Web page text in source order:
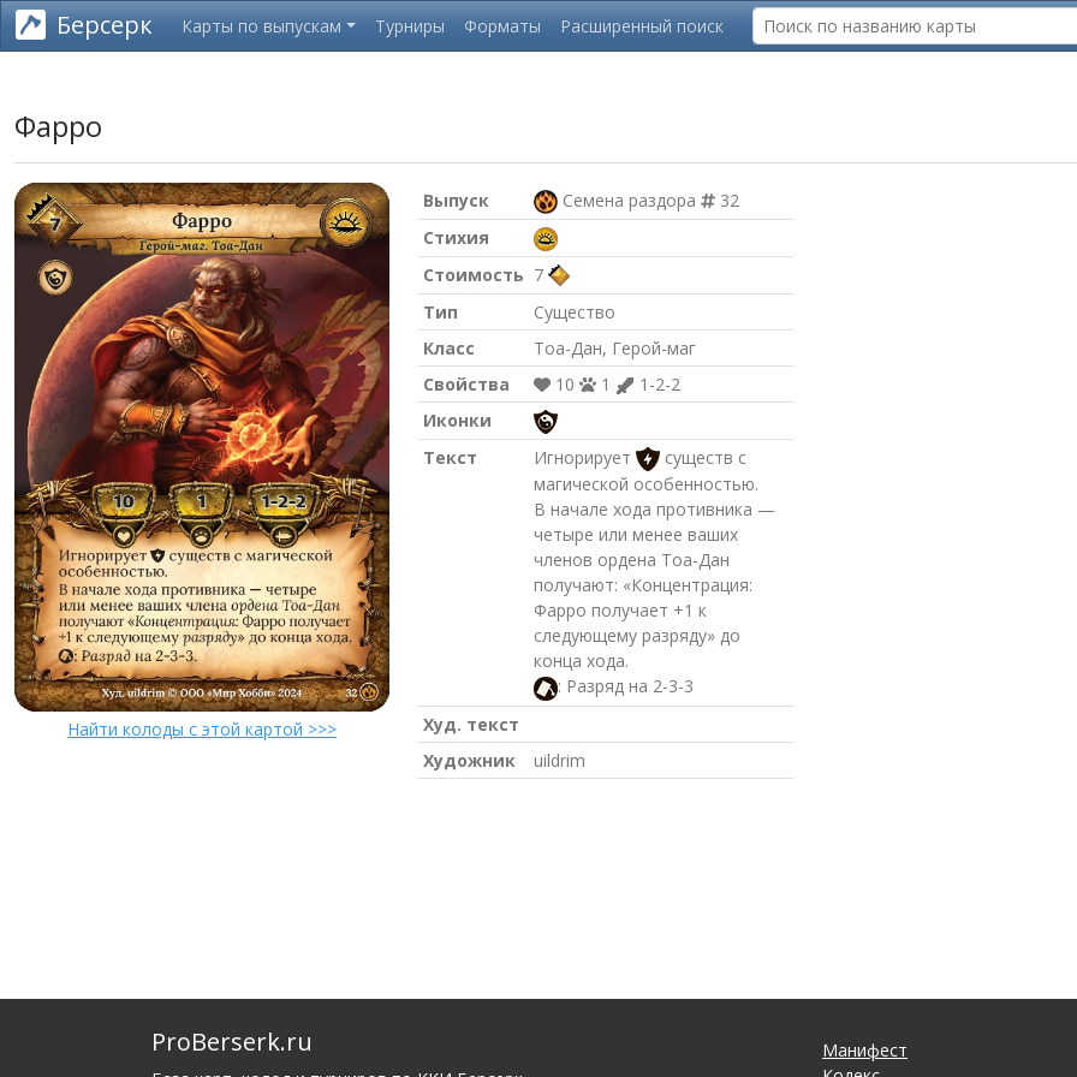
Берсерк Карты по выпускам Турниры Форматы Расширенный поиск
Фарро
Найти колоды с этой картой >>>
Выпуск Семена раздора
32
Стихия
Стоимость 7
Тип
Существо
Класс
Тоа-Дан, Герой-маг
Свойства
10 1
1-2-2
Иконки
Текст
Игнорирует
существ с
магической особенностью.
В начале хода противника —
четыре или менее ваших
членов ордена Тоа-Дан
получают: «Концентрация:
Фарро получает +1 к
следующему разряду» до
конца хода.
: Разряд на 2-3-3
Худ. текст
Художник
uildrim
ProBerserk.ru
Манифест